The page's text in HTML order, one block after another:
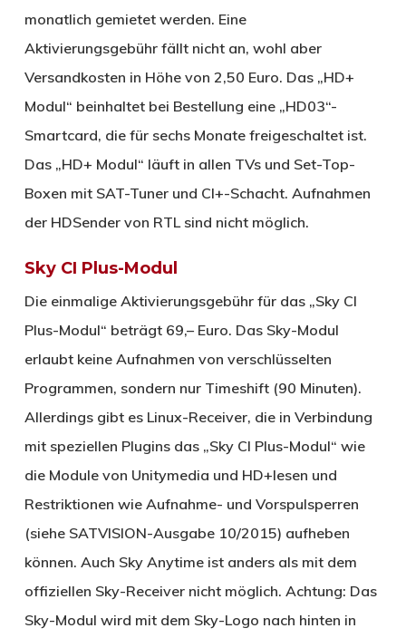
monatlich gemietet werden. Eine
Aktivierungsgebühr fällt nicht an, wohl aber
Versandkosten in Höhe von 2,50 Euro. Das „HD+
Modul“ beinhaltet bei Bestellung eine „HD03“-
Smartcard, die für sechs Monate freigeschaltet ist.
Das „HD+ Modul“ läuft in allen TVs und Set-Top-
Boxen mit SAT-Tuner und CI+-Schacht. Aufnahmen
der HDSender von RTL sind nicht möglich.
Sky CI Plus-Modul
Die einmalige Aktivierungsgebühr für das „Sky CI
Plus-Modul“ beträgt 69,– Euro. Das Sky-Modul
erlaubt keine Aufnahmen von verschlüsselten
Programmen, sondern nur Timeshift (90 Minuten).
Allerdings gibt es Linux-Receiver, die in Verbindung
mit speziellen Plugins das „Sky CI Plus-Modul“ wie
die Module von Unitymedia und HD+lesen und
Restriktionen wie Aufnahme- und Vorspulsperren
(siehe SATVISION-Ausgabe 10/2015) aufheben
können. Auch Sky Anytime ist anders als mit dem
offiziellen Sky-Receiver nicht möglich. Achtung: Das
Sky-Modul wird mit dem Sky-Logo nach hinten in